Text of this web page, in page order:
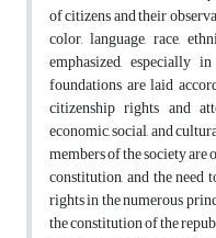
of citizens and their
color, language, race,
emphasized, especially
foundations are laid
citizenship rights and
economic, social, and
members of the society are
constitution, and the
rights in the numerous
the constitution of the